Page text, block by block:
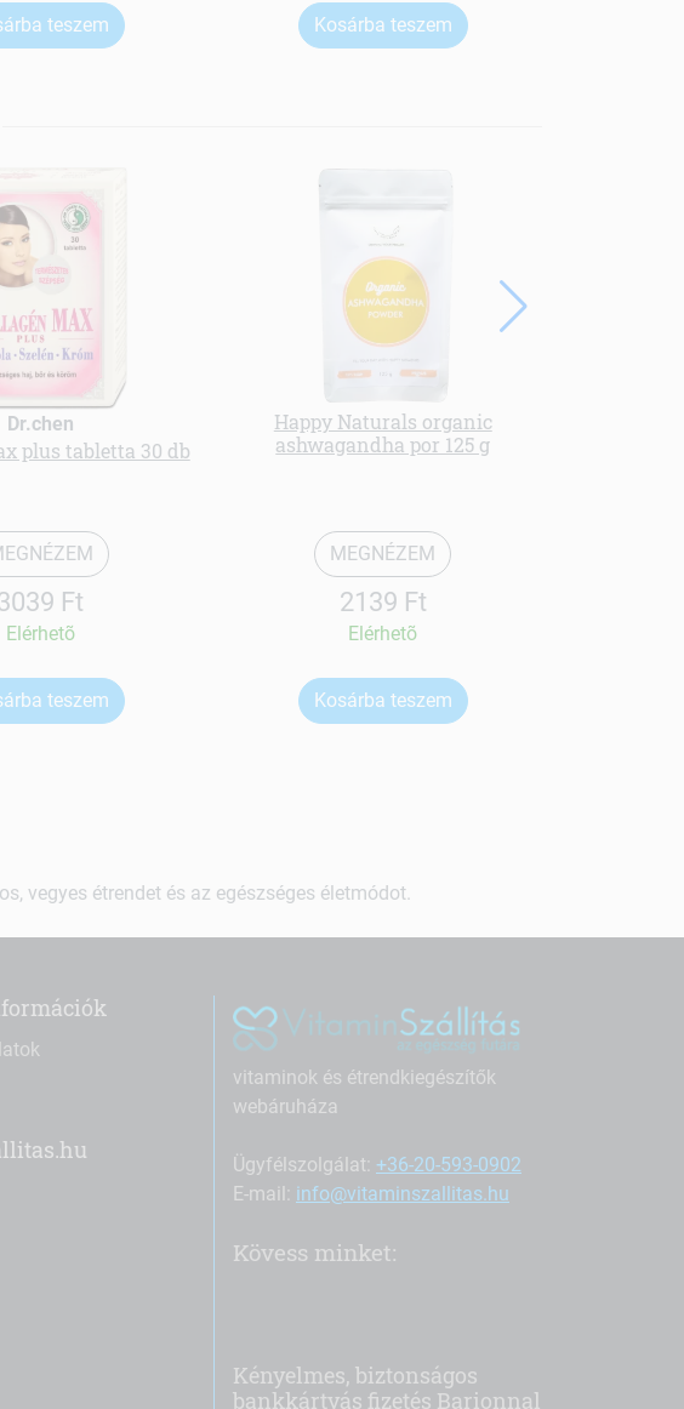
teszem Kosárba teszem
Dr.chen
plus tabletta 30 db
Ft
Elérhetõ
teszem
Happy Naturals organic
ashwagandha por 125 g
MEGNÉZEM
2139 Ft
Elérhetõ
Kosárba teszem
vegyes étrendet és az egészséges életmódot.
vitaminok és étrendkiegészítők
webáruháza
Ügyfélszolgálat: +36-20-593-0902
E-mail: info@vitaminszallitas.hu
Kövess minket:
Kényelmes, biztonságos
bankkártyás fizetés Barionnal